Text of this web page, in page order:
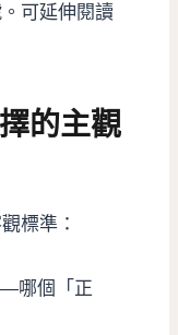
可延伸閱讀
的主觀
標準：
哪個「正